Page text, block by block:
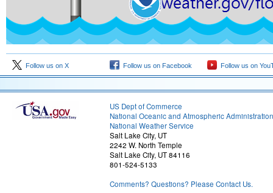
Follow us on X Follow us on Facebook Follow us on
US Dept of Commerce
National Oceanic and Atmospheric Administration
National Weather Service
Salt Lake City, UT
2242 W. North Temple
Salt Lake City, UT 84116
801-524-5133
Comments? Questions? Please Contact Us.